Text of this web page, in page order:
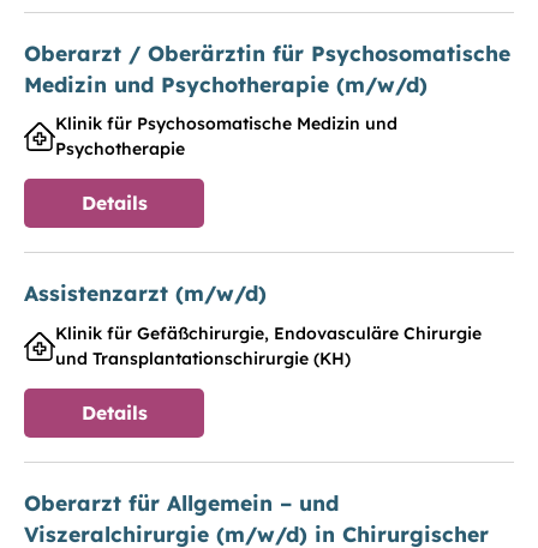
Oberarzt / Oberärztin für Psychosomatische
Medizin und Psychotherapie (m/w/d)
Klinik für Psychosomatische Medizin und
Psychotherapie
Details
Assistenzarzt (m/w/d)
Klinik für Gefäßchirurgie, Endovasculäre Chirurgie
und Transplantationschirurgie (KH)
Details
Oberarzt für Allgemein – und
Viszeralchirurgie (m/w/d) in Chirurgischer